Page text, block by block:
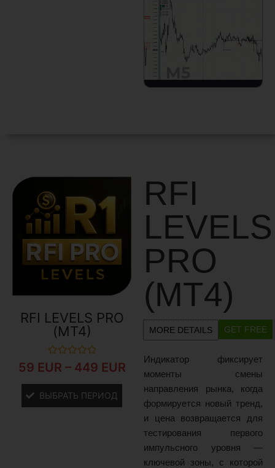
RFI LEVELS PRO
(MT4)
Оценка
0
59 EUR – 449 EUR
ВЫБРАТЬ ПЕРИОД
RFI
LEVELS
PRO
(MT4)
MORE DETAILS GET FREE
Индикатор фиксирует
моменты смены
направления рынка, когда
формируется новый тренд,
и цена возвращается для
тестирования первого
импульсного уровня —
ключевой зоны, с которой